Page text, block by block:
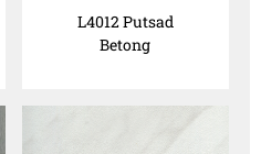
L4012 Putsad
Betong